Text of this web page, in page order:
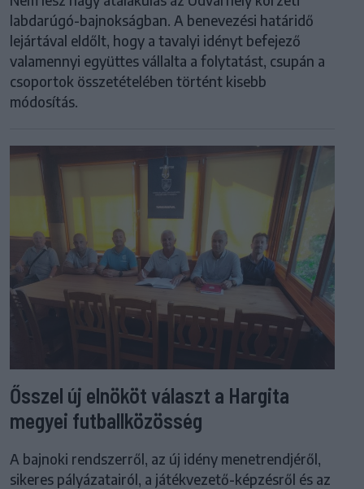
labdarúgó-bajnokságban. A benevezési határidő
lejártával eldőlt, hogy a tavalyi idényt befejező
valamennyi együttes vállalta a folytatást, csupán a
csoportok összetételében történt kisebb
módosítás.
Ősszel új elnököt választ a Hargita
megyei futballközösség
A bajnoki rendszerről, az új idény menetrendjéről,
sikeres pályázatairól, a játékvezető-képzésről és az